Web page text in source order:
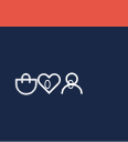
0 0